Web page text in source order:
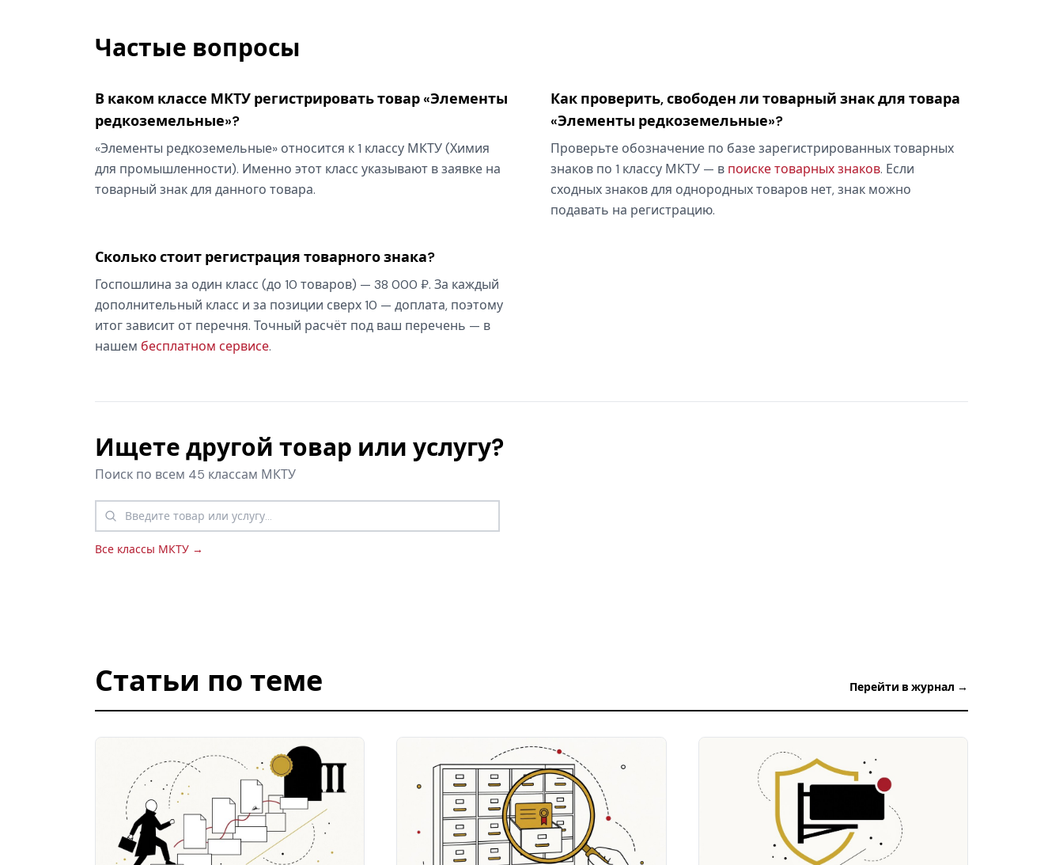
Частые вопросы
В каком классе МКТУ регистрировать товар «Элементы
редкоземельные»?
«Элементы редкоземельные» относится к 1 классу МКТУ (Химия
для промышленности). Именно этот класс указывают в заявке на
товарный знак для данного товара.
Как проверить, свободен ли товарный знак для товара
«Элементы редкоземельные»?
Проверьте обозначение по базе зарегистрированных товарных
знаков по 1 классу МКТУ — в поиске товарных знаков. Если
сходных знаков для однородных товаров нет, знак можно
подавать на регистрацию.
Сколько стоит регистрация товарного знака?
Госпошлина за один класс (до 10 товаров) — 38 000 ₽. За каждый
дополнительный класс и за позиции сверх 10 — доплата, поэтому
итог зависит от перечня. Точный расчёт под ваш перечень — в
нашем бесплатном сервисе.
Ищете другой товар или услугу?
Поиск по всем 45 классам МКТУ
Все классы МКТУ →
Статьи по теме Перейти в журнал →